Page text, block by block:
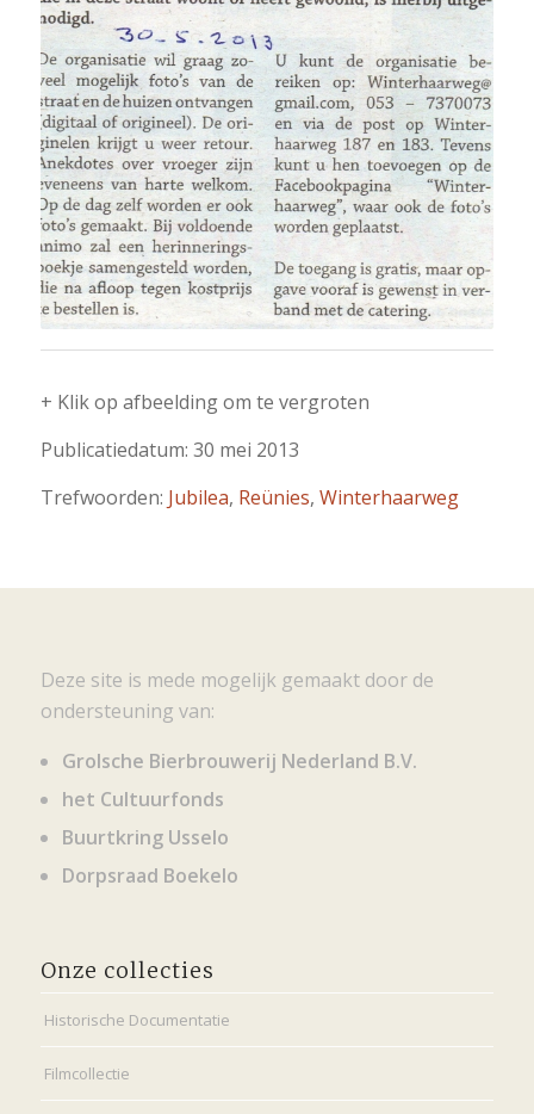
+ Klik op afbeelding om te vergroten
Publicatiedatum: 30 mei 2013
Trefwoorden: Jubilea, Reünies, Winterhaarweg
Deze site is mede mogelijk gemaakt door de
ondersteuning van:
Grolsche Bierbrouwerij Nederland B.V.
het Cultuurfonds
Buurtkring Usselo
Dorpsraad Boekelo
Onze collecties
Historische Documentatie
Filmcollectie